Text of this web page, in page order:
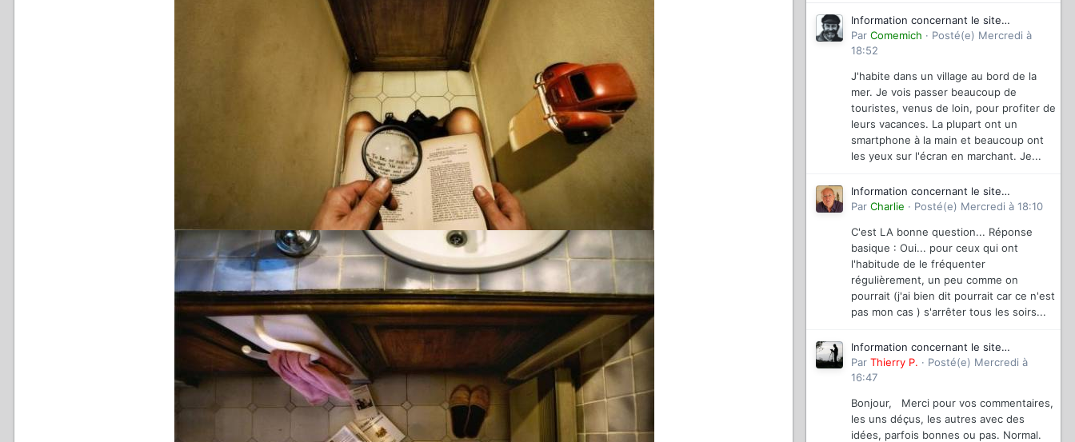
Information concernant le site
magazinevideo
Par Comemich · Posté(e) Mercredi à
18:52
J'habite dans un village au bord de la
mer. Je vois passer beaucoup de
touristes, venus de loin, pour profiter de
leurs vacances. La plupart ont un
smartphone à la main et beaucoup ont
les yeux sur l'écran en marchant. Je...
Information concernant le site
magazinevideo
Par Charlie · Posté(e) Mercredi à 18:10
C'est LA bonne question... Réponse
basique : Oui... pour ceux qui ont
l'habitude de le fréquenter
régulièrement, un peu comme on
pourrait (j'ai bien dit pourrait car ce n'est
pas mon cas ) s'arrêter tous les soirs...
Information concernant le site
magazinevideo
Par Thierry P. · Posté(e) Mercredi à
16:47
Bonjour, Merci pour vos commentaires,
les uns déçus, les autres avec des
idées, parfois bonnes ou pas. Normal.